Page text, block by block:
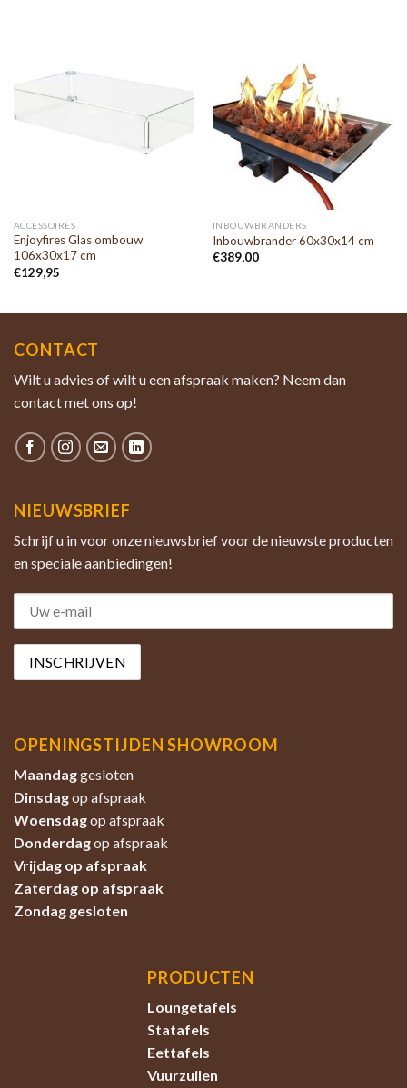
ACCESSOIRES
Enjoyfires Glas ombouw
106x30x17 cm
€129,95
INBOUWBRANDERS
Inbouwbrander 60x30x14 cm
€389,00
CONTACT
Wilt u advies of wilt u een afspraak maken? Neem dan
contact met ons op!
NIEUWSBRIEF
Schrijf u in voor onze nieuwsbrief voor de nieuwste producten
en speciale aanbiedingen!
OPENINGSTIJDEN SHOWROOM
Maandaggesloten
Dinsdagop afspraak
Woensdagop afspraak
Donderdagop afspraak
Vrijdag op afspraak
Zaterdag op afspraak
Zondag gesloten
PRODUCTEN
Loungetafels
Statafels
Eettafels
Vuurzuilen